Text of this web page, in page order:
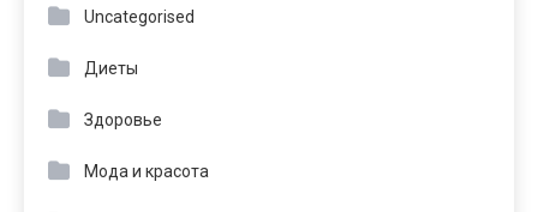
Uncategorised
Диеты
Здоровье
Мода и красота